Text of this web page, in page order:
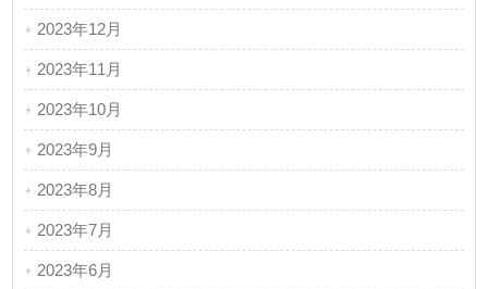
2023年12月
2023年11月
2023年10月
2023年9月
2023年8月
2023年7月
2023年6月